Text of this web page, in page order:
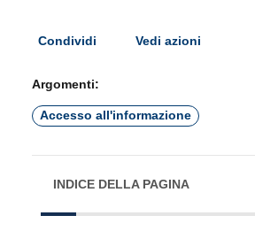
Condividi Vedi azioni
Argomenti:
Accesso all'informazione
INDICE DELLA PAGINA